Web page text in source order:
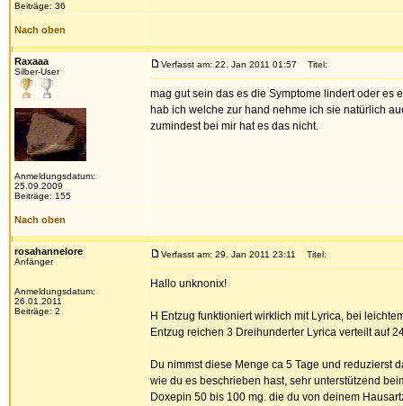
Beiträge: 36
Nach oben
Raxaaa
Silber-User
Anmeldungsdatum:
25.09.2009
Beiträge: 155
Verfasst am: 22. Jan 2011 01:57 Titel:
mag gut sein das es die Symptome lindert oder es
hab ich welche zur hand nehme ich sie natürlich
zumindest bei mir hat es das nicht.
Nach oben
rosahannelore
Anfänger
Anmeldungsdatum:
26.01.2011
Beiträge: 2
Verfasst am: 29. Jan 2011 23:11 Titel:
Hallo unknonix!
H Entzug funktioniert wirklich mit Lyrica, bei
Entzug reichen 3 Dreihunderter Lyrica verteilt auf
Du nimmst diese Menge ca 5 Tage und reduzierst
wie du es beschrieben hast, sehr unterstützend
Doxepin 50 bis 100 mg. die du von deinem